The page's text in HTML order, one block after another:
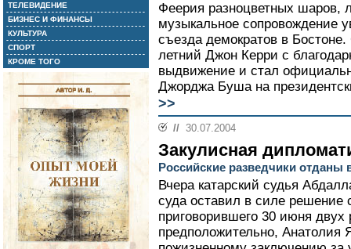
ТЕЛЕВИДЕНИЕ
БИЗНЕС И ФИНАНСЫ
КУЛЬТУРА
СПОРТ
КРОМЕ ТОГО
Феерия разноцветных шаров,
музыкальное сопровождение
съезда демократов в
летний Джон Керри с
выдвижение и стал
Джорджа Буша на
>>
// 30.07.2004
Закулисная
Российские разведчики отданы
Вчера катарский судья
суда оставил в силе решение
приговорившего 30 июня
предположительно, Анатолия